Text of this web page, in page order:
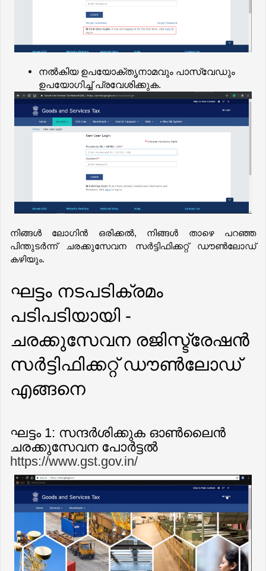
നൽകിയ ഉപയോക്തൃനാമവും പാസ്വേഡും
ഉപയോഗിച്ച് പ്രവേശിക്കുക.
നിങ്ങൾ ലോഗിൻ ഒരിക്കൽ, നിങ്ങൾ താഴെ പറഞ്ഞ
പിന്തുടർന്ന് ചരക്കുസേവന സർട്ടിഫിക്കറ്റ് ഡൗൺലോഡ്
കഴിയും.
ഘട്ടം നടപടിക്രമം
പടിപടിയായി -
ചരക്കുസേവന രജിസ്ട്രേഷൻ
സർട്ടിഫിക്കറ്റ് ഡൗൺലോഡ്
എങ്ങനെ
ഘട്ടം 1: സന്ദർശിക്കുക ഓൺലൈൻ
ചരക്കുസേവന പോർട്ടൽ
https://www.gst.gov.in/